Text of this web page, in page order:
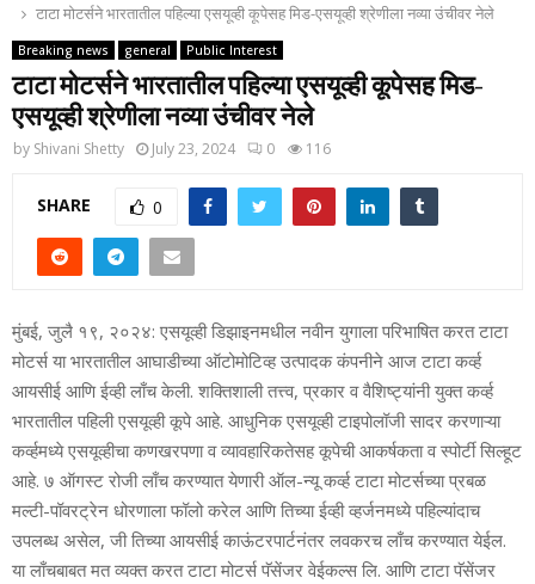
टाटा मोटर्सने भारतातील पहिल्‍या एसयूव्‍ही कूपेसह मिड-एसयूव्‍ही श्रेणीला नव्‍या उंचीवर नेले
Breaking news general Public Interest
टाटा मोटर्सने भारतातील पहिल्‍या एसयूव्‍ही कूपेसह मिड-
एसयूव्‍ही श्रेणीला नव्‍या उंचीवर नेले
by Shivani Shetty July 23, 2024 0 116
SHARE 0
मुंबई, जुलै १९, २०२४: एसयूव्‍ही डिझाइनमधील नवीन युगाला परिभाषित करत टाटा
मोटर्स या भारतातील आघाडीच्‍या ऑटोमोटिव्‍ह उत्‍पादक कंपनीने आज टाटा कर्व्‍ह
आयसीई आणि ईव्‍ही लाँच केली. शक्तिशाली तत्त्व, प्रकार व वैशिष्‍ट्यांनी युक्‍त कर्व्‍ह
भारतातील पहिली एसयूव्‍ही कूपे आहे. आधुनिक एसयूव्‍ही टाइपोलॉजी सादर करणाऱ्या
कर्व्‍हमध्‍ये एसयूव्‍हीचा कणखरपणा व व्यावहारिकतेसह कूपेची आकर्षकता व स्‍पोर्टी सिल्‍हूट
आहे. ७ ऑगस्‍ट रोजी लाँच करण्‍यात येणारी ऑल-न्‍यू कर्व्‍ह टाटा मोटर्सच्‍या प्रबळ
मल्‍टी-पॉवरट्रेन धोरणाला फॉलो करेल आणि तिच्‍या ईव्‍ही व्‍हर्जनमध्‍ये पहिल्‍यांदाच
उपलब्‍ध असेल, जी तिच्‍या आयसीई काऊंटरपार्टनंतर लवकरच लाँच करण्‍यात येईल.
या लाँचबाबत मत व्‍यक्‍त करत टाटा मोटर्स पॅसेंजर वेईकल्‍स लि. आणि टाटा पॅसेंजर